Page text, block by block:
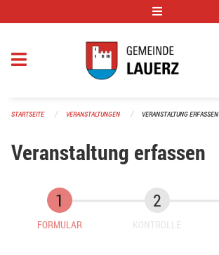
STARTSEITE VERANSTALTUNGEN VERANSTALTUNG ERFASSEN
Veranstaltung erfassen
FORMULAR KONTROLLE